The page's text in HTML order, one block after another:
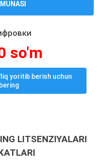
so'm
yoritib berish uchun
LITSENZIYALARI